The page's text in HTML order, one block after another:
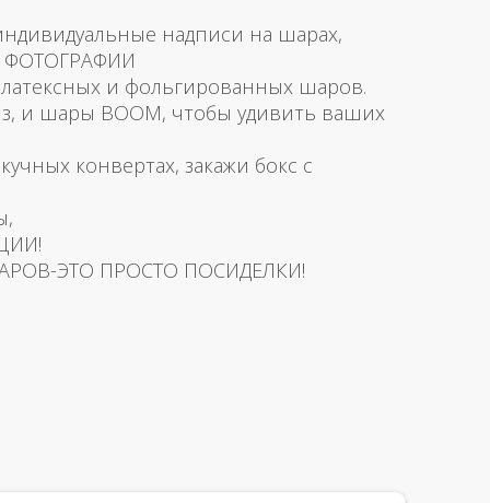
надписи на шарах,
ФОТОГРАФИИ
и фольгированных шаров.
и шары BOOM, чтобы удивить ваших
конвертах, закажи бокс с
ЭТО ПРОСТО ПОСИДЕЛКИ!